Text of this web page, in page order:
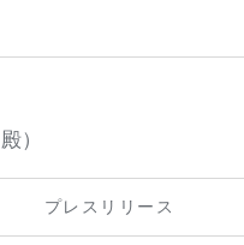
）
プレスリリース